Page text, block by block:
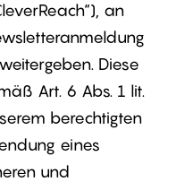
an
Diese
Art. 6 Abs. 1 lit.
berechtigten
eines
und